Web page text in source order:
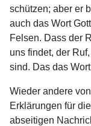
schützen; aber er
auch das Wort
Felsen. Dass der
uns findet, der
sind. Das das
Wieder andere
Erklärungen für
abseitigen